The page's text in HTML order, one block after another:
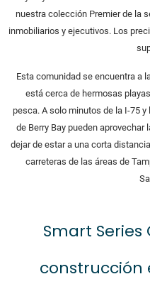
nuestra colección Premier de la
inmobiliarios y ejecutivos. Los
Esta comunidad se encuentra a
está cerca de hermosas
pesca. A solo minutos de la I-75
de Berry Bay pueden
dejar de estar a una corta
carreteras de las áreas de
Smart Series
construcción